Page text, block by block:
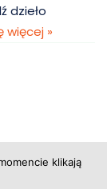
dzieło
więcej »
klikają